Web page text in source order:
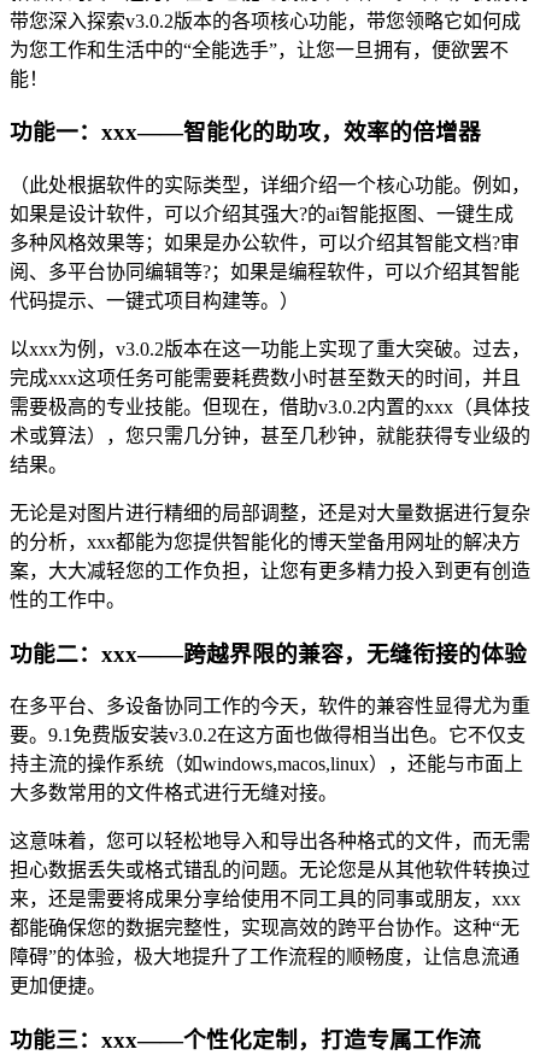
带您深入探索v3.0.2版本的各项核心功能，带您领略它如何成
为您工作和生活中的“全能选手”，让您一旦拥有，便欲罢不
能！
功能一：xxx——智能化的助攻，效率的倍增器
（此处根据软件的实际类型，详细介绍一个核心功能。例如，
如果是设计软件，可以介绍其强大?的ai智能抠图、一键生成
多种风格效果等；如果是办公软件，可以介绍其智能文档?审
阅、多平台协同编辑等?；如果是编程软件，可以介绍其智能
代码提示、一键式项目构建等。）
以xxx为例，v3.0.2版本在这一功能上实现了重大突破。过去，
完成xxx这项任务可能需要耗费数小时甚至数天的时间，并且
需要极高的专业技能。但现在，借助v3.0.2内置的xxx（具体技
术或算法），您只需几分钟，甚至几秒钟，就能获得专业级的
结果。
无论是对图片进行精细的局部调整，还是对大量数据进行复杂
的分析，xxx都能为您提供智能化的博天堂备用网址的解决方
案，大大减轻您的工作负担，让您有更多精力投入到更有创造
性的工作中。
功能二：xxx——跨越界限的兼容，无缝衔接的体验
在多平台、多设备协同工作的今天，软件的兼容性显得尤为重
要。9.1免费版安装v3.0.2在这方面也做得相当出色。它不仅支
持主流的操作系统（如windows,macos,linux），还能与市面上
大多数常用的文件格式进行无缝对接。
这意味着，您可以轻松地导入和导出各种格式的文件，而无需
担心数据丢失或格式错乱的问题。无论您是从其他软件转换过
来，还是需要将成果分享给使用不同工具的同事或朋友，xxx
都能确保您的数据完整性，实现高效的跨平台协作。这种“无
障碍”的体验，极大地提升了工作流程的顺畅度，让信息流通
更加便捷。
功能三：xxx——个性化定制，打造专属工作流